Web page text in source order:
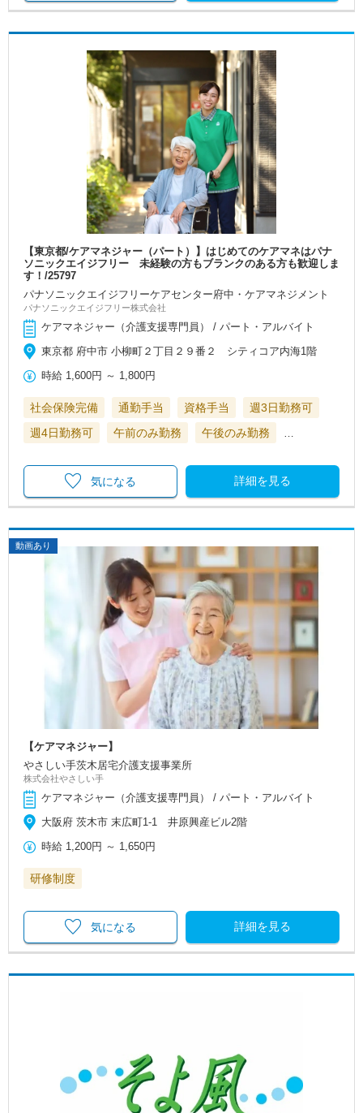
【東京都/ケアマネジャー（パート）】はじめてのケアマネはパナ
ソニックエイジフリー 未経験の方もブランクのある方も歓迎しま
す！/25797
パナソニックエイジフリーケアセンター府中・ケアマネジメント
パナソニックエイジフリー株式会社
ケアマネジャー（介護支援専門員） / パート・アルバイト
東京都 府中市 小柳町２丁目２９番２ シティコア内海1階
時給 1,600円 ～ 1,800円
社会保険完備 通勤手当 資格手当
週3日勤務可
週4日勤務可
午前のみ勤務 午後のみ勤務
詳細を見る
気になる
動画あり
【ケアマネジャー】
やさしい手茨木居宅介護支援事業所
株式会社やさしい手
ケアマネジャー（介護支援専門員） / パート・アルバイト
大阪府 茨木市 末広町1-1 井原興産ビル2階
時給 1,200円 ～ 1,650円
研修制度
詳細を見る
気になる